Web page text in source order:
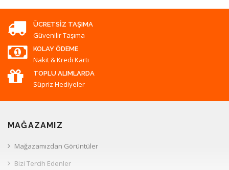
ÜCRETSIZ TAŞIMA
Güvenilir Taşıma
KOLAY ÖDEME
Nakit & Kredi Kartı
TOPLU ALIMLARDA
Süpriz Hediyeler
MAĞAZAMIZ
Mağazamızdan Görüntüler
Bizi Tercih Edenler